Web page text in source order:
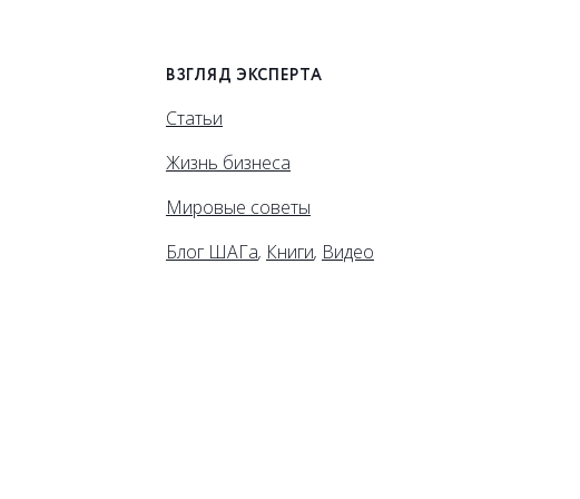
ВЗГЛЯД ЭКСПЕРТА
Статьи
Жизнь бизнеса
Мировые советы
Блог ШАГа, Книги, Видео